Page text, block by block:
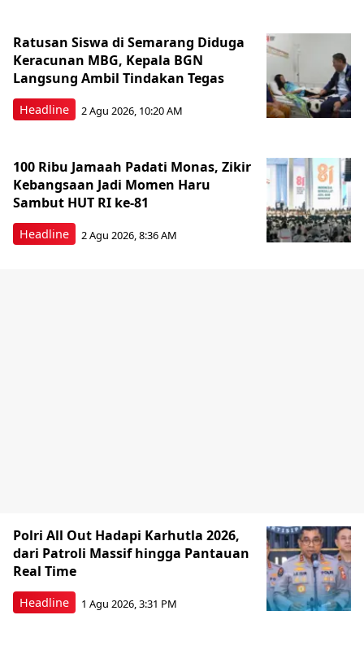
Headline
Ratusan Siswa di Semarang Diduga
Keracunan MBG, Kepala BGN
Langsung Ambil Tindakan Tegas
2 Agu 2026, 10:20 AM
Headline
100 Ribu Jamaah Padati Monas, Zikir
Kebangsaan Jadi Momen Haru
Sambut HUT RI ke-81
2 Agu 2026, 8:36 AM
Headline
Polri All Out Hadapi Karhutla 2026,
dari Patroli Massif hingga Pantauan
Real Time
1 Agu 2026, 3:31 PM